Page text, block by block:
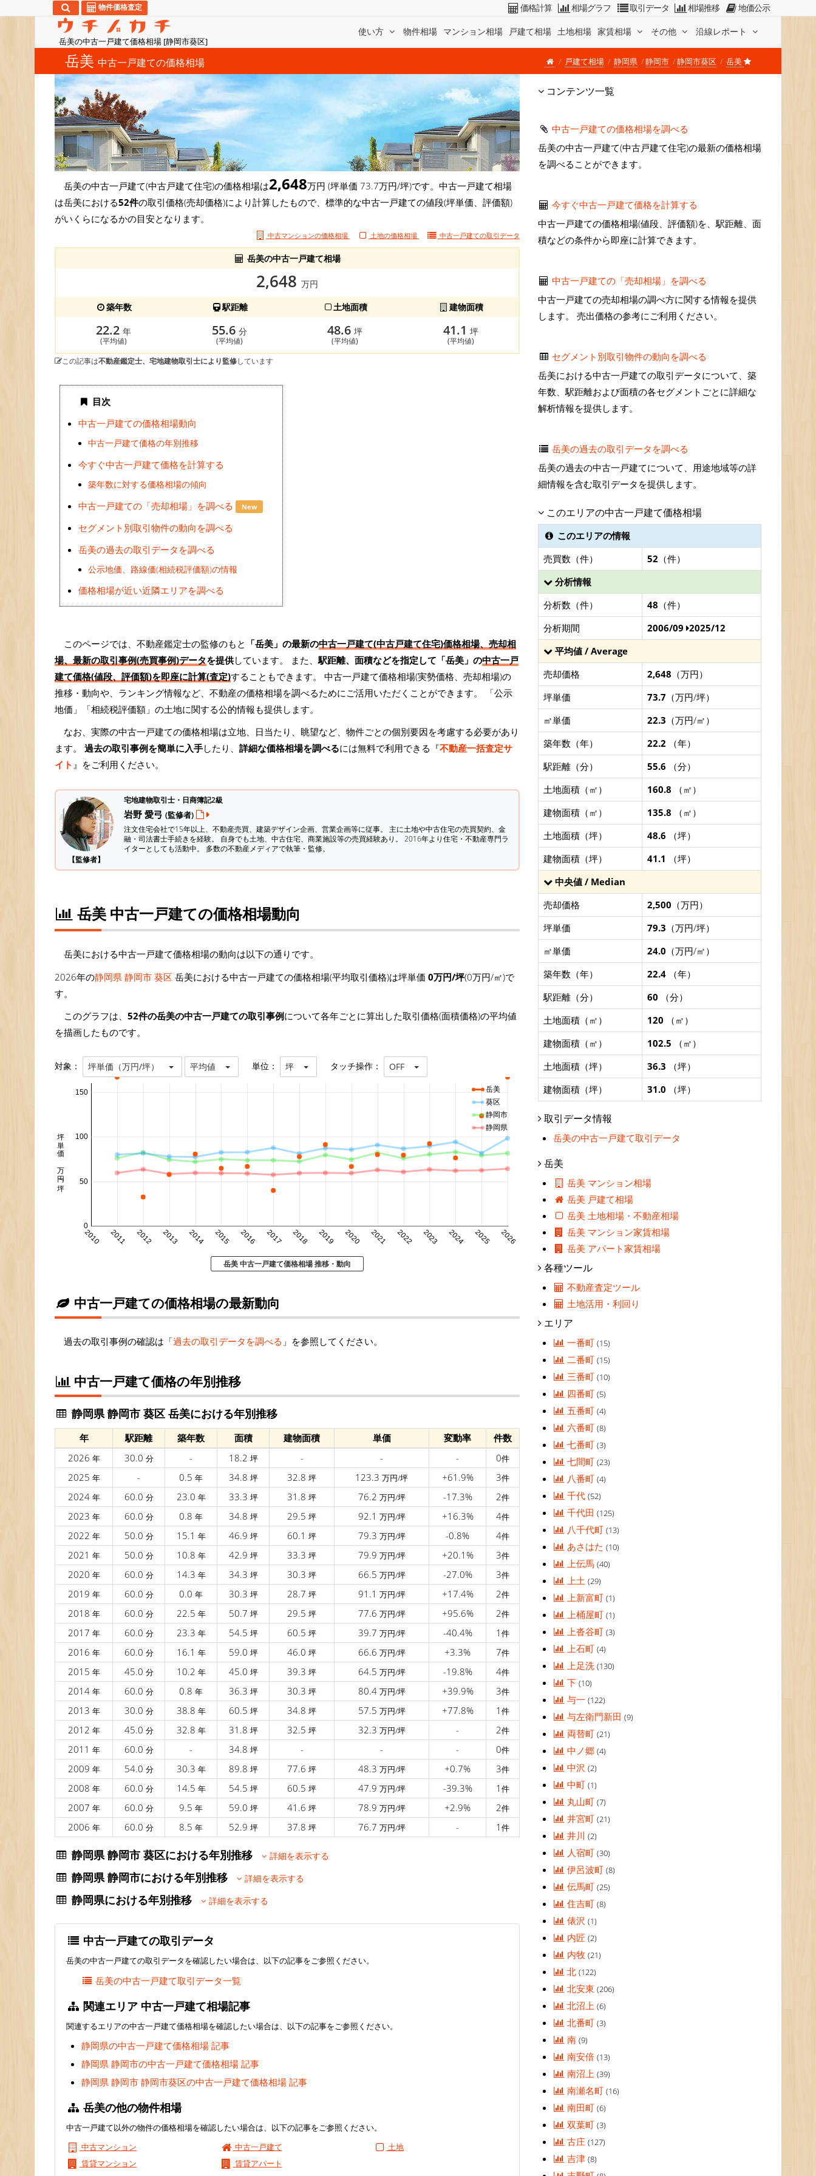
岳美の中古一戸建て価格相場 [静岡市葵区]
使い方 物件相場 マンション相場 戸建て相場 土地相場 家賃相場 その他 沿線レポート
物件価格査定 価格計算 相場グラフ 取引データ 相場推移 地価公示
岳美 中古一戸建ての価格相場 戸建て相場 静岡県 静岡市 静岡市葵区 岳美
岳美の中古一戸建て(中古戸建て住宅)の価格相場は2,648万円 (坪単価 73.7万円/坪)です。中古一戸建て相場
は岳美における52件の取引価格(売却価格)により計算したもので、標準的な中古一戸建ての値段(坪単価、評価額)
がいくらになるかの目安となります。
中古マンションの価格相場 土地の価格相場 中古一戸建ての取引データ
岳美の中古一戸建て相場
2,648 万円
築年数
駅距離 土地面積 建物面積
22.2年
(平均値)
55.6 分
(平均値)
48.6坪
(平均値)
41.1 坪
(平均値)
この記事は不動産鑑定士、宅地建物取引士により監修しています
目次
中古一戸建ての価格相場動向
中古一戸建て価格の年別推移
今すぐ中古一戸建て価格を計算する
築年数に対する価格相場の傾向
中古一戸建ての「売却相場」を調べる New
セグメント別取引物件の動向を調べる
岳美の過去の取引データを調べる
公示地価、路線価(相続税評価額)の情報
価格相場が近い近隣エリアを調べる
このページでは、不動産鑑定士の監修のもと 「岳美」の最新の中古一戸建て(中古戸建て住宅)価格相場、売却相
場、最新の取引事例(売買事例)データを提供しています。 また、 駅距離、面積などを指定して「岳美」の中古一戸
建て価格(値段、評価額)を即座に計算(査定)することもできます。 中古一戸建て価格相場(実勢価格、売却相場)の
推移・動向や、ランキング情報など、不動産の価格相場を調べるためにご活用いただくことができます。
「公示
地価」「相続税評価額」の土地に関する公的情報も提供します。
なお、実際の中古一戸建ての価格相場は立地、日当たり、眺望など、物件ごとの個別要因を考慮する必要があり
ます。 過去の取引事例を簡単に入手したり、 詳細な価格相場を調べるには無料で利用できる『不動産一括査定サ
イト 』をご利用ください。
【監修者】
宅地建物取引士・日商簿記2級
岩野 愛弓 (監修者)
注文住宅会社で15年以上、不動産売買、建築デザイン企画、営業企画等に従事。 主に土地や中古住宅の売買契約、金
融・司法書士手続きを経験。 自身でも土地、中古住宅、商業施設等の売買経験あり。 2016年より住宅・不動産専門ラ
イターとしても活動中。 多数の不動産メディアで執筆・監修。
岳美 中古一戸建ての価格相場動向
岳美における中古一戸建て価格相場の動向は以下の通りです。
2026年の静岡県 静岡市 葵区 岳美における中古一戸建ての価格相場(平均取引価格)は坪単価 0万円/坪(0万円/㎡)で
す。
このグラフは、 52件の岳美の中古一戸建ての取引事例について各年ごとに算出した取引価格(面積価格)の平均値
を描画したものです。
対象： 坪単価（万円/坪） 平均値 単位： 坪 タッチ操作： OFF
2010 2011 2012 2013 2014 2015 2016 2017 2018 2019 2020 2021 2022 2023 2024 2025 2026
0
50
100
150
坪単価 万円/坪
岳美
葵区
静岡市
静岡県
岳美 中古一戸建て価格相場 推移・動向
中古一戸建ての価格相場の最新動向
過去の取引事例の確認は「過去の取引データを調べる 」を参照してください。
中古一戸建て価格の年別推移
静岡県 静岡市 葵区 岳美における年別推移
年 駅距離 築年数 面積 建物面積 単価 変動率
件数
2026 年 30.0 分 - 18.2 坪 - - - 0件
2025 年 - 0.5 年 34.8 坪 32.8 坪 123.3 万円/坪 +61.9% 3件
2024 年 60.0 分 23.0 年 33.3 坪 31.8 坪 76.2 万円/坪 -17.3% 2件
2023 年 60.0 分 0.8 年 34.8 坪 29.5 坪 92.1 万円/坪 +16.3% 4件
2022 年 50.0 分 15.1 年 46.9 坪 60.1 坪 79.3 万円/坪 -0.8% 4件
2021 年 50.0 分 10.8 年 42.9 坪 33.3 坪 79.9 万円/坪 +20.1% 3件
2020 年 60.0 分 14.3 年 34.3 坪 30.3 坪 66.5 万円/坪 -27.0% 3件
2019 年 60.0 分 0.0 年 30.3 坪 28.7 坪 91.1 万円/坪 +17.4% 2件
2018 年 60.0 分 22.5 年 50.7 坪 29.5 坪 77.6 万円/坪 +95.6% 2件
2017 年 60.0 分 23.3 年 54.5 坪 60.5 坪 39.7 万円/坪 -40.4% 1 件
2016 年 60.0 分 16.1 年 59.0 坪 46.0 坪 66.6 万円/坪 +3.3% 7件
2015 年 45.0 分 10.2 年 45.0 坪 39.3 坪 64.5 万円/坪 -19.8% 4件
2014 年 60.0 分 0.8 年 36.3 坪 30.3 坪 80.4 万円/坪 +39.9% 3件
2013 年 30.0 分 38.8 年 60.5 坪 34.8 坪 57.5 万円/坪 +77.8% 1 件
2012 年 45.0 分 32.8 年 31.8 坪 32.5 坪 32.3 万円/坪 - 2件
2011 年 60.0 分 - 34.8 坪 - - - 0件
2009 年 54.0 分 30.3 年 89.8 坪 77.6 坪 48.3 万円/坪 +0.7% 3件
2008 年 60.0 分 14.5 年 54.5 坪 60.5 坪 47.9 万円/坪 -39.3% 1 件
2007 年 60.0 分 9.5 年 59.0 坪 41.6 坪 78.9 万円/坪 +2.9% 2件
2006 年 60.0 分 8.5 年 52.9 坪 37.8 坪 76.7 万円/坪 - 1 件
静岡県 静岡市 葵区における年別推移 詳細を表示する
静岡県 静岡市における年別推移 詳細を表示する
静岡県における年別推移 詳細を表示する
中古一戸建ての取引データ
岳美の中古一戸建ての取引データを確認したい場合は、以下の記事をご参照ください。
岳美の中古一戸建て取引データ一覧
関連エリア 中古一戸建て相場記事
関連するエリアの中古一戸建て価格相場を確認したい場合は、以下の記事をご参照ください。
静岡県の中古一戸建て価格相場 記事
静岡県 静岡市の中古一戸建て価格相場 記事
静岡県 静岡市 静岡市葵区の中古一戸建て価格相場 記事
岳美の他の物件相場
中古一戸建て以外の物件の価格相場を確認したい場合は、以下の記事をご参照ください。
中古マンション
中古一戸建て
土地
賃貸マンション
賃貸アパート
コンテンツ一覧
中古一戸建ての価格相場を調べる
岳美の中古一戸建て(中古戸建て住宅)の最新の価格相場
を調べることができます。
今すぐ中古一戸建て価格を計算する
中古一戸建ての価格相場(値段、評価額)を、駅距離、面
積などの条件から即座に計算できます。
中古一戸建ての「売却相場」を調べる
中古一戸建ての売却相場の調べ方に関する情報を提供
します。 売出価格の参考にご利用ください。
セグメント別取引物件の動向を調べる
岳美における中古一戸建ての取引データについて、築
年数、駅距離および面積の各セグメントごとに詳細な
解析情報を提供します。
岳美の過去の取引データを調べる
岳美の過去の中古一戸建てについて、用途地域等の詳
細情報を含む取引データを提供します。
このエリアの中古一戸建て価格相場
このエリアの情報
売買数（件）
52 （件）
分析情報
分析数（件）
48 （件）
分析期間
2006/09 2025/12
平均値 / Average
売却価格
2,648 （万円）
坪単価
73.7 （万円/坪）
㎡単価
22.3 （万円/㎡）
築年数（年）
22.2 （年）
駅距離（分）
55.6 （分）
土地面積（㎡）
160.8 （㎡）
建物面積（㎡）
135.8 （㎡）
土地面積（坪）
48.6 （坪）
建物面積（坪）
41.1 （坪）
中央値 / Median
売却価格
2,500 （万円）
坪単価
79.3 （万円/坪）
㎡単価
24.0 （万円/㎡）
築年数（年）
22.4 （年）
駅距離（分）
60 （分）
土地面積（㎡）
120 （㎡）
建物面積（㎡）
102.5 （㎡）
土地面積（坪）
36.3 （坪）
建物面積（坪）
31.0 （坪）
取引データ情報
岳美の中古一戸建て取引データ
岳美
岳美 マンション相場
岳美 戸建て相場
岳美 土地相場・不動産相場
岳美 マンション家賃相場
岳美 アパート家賃相場
各種ツール
不動産査定ツール
土地活用・利回り
エリア
一番町(15)
二番町(15)
三番町(10)
四番町(5)
五番町(4)
六番町(8)
七番町(3)
七間町(23)
八番町(4)
千代(52)
千代田(125)
八千代町(13)
あさはた(10)
上伝馬(40)
上土(29)
上新富町(1)
上桶屋町(1)
上沓谷町(3)
上石町(4)
上足洗(130)
下(10)
与一(122)
与左衛門新田(9)
両替町(21)
中ノ郷(4)
中沢(2)
中町(1)
丸山町(7)
井宮町(21)
井川(2)
人宿町(30)
伊呂波町(8)
伝馬町(25)
住吉町(8)
俵沢(1)
内匠(2)
内牧(21)
北(122)
北安東(206)
北沼上(6)
北番町(3)
南(9)
南安倍(13)
南沼上(39)
南瀬名町(16)
南田町(6)
双葉町(3)
古庄(127)
吉津(8)